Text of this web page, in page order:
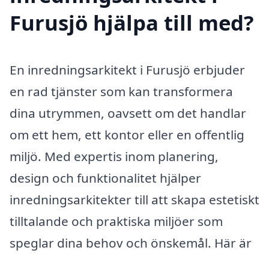
Furusjö hjälpa till med?
En inredningsarkitekt i Furusjö erbjuder
en rad tjänster som kan transformera
dina utrymmen, oavsett om det handlar
om ett hem, ett kontor eller en offentlig
miljö. Med expertis inom planering,
design och funktionalitet hjälper
inredningsarkitekter till att skapa estetiskt
tilltalande och praktiska miljöer som
speglar dina behov och önskemål. Här är